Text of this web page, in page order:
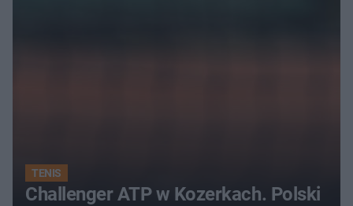
TENIS
Challenger ATP w Kozerkach. Polski